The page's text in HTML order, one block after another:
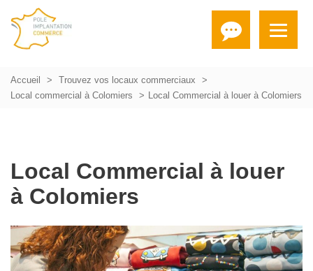
Accueil
Trouvez vos locaux commerciaux
Local commercial à Colomiers
Local Commercial à louer à Colomiers
Local Commercial à louer
à Colomiers